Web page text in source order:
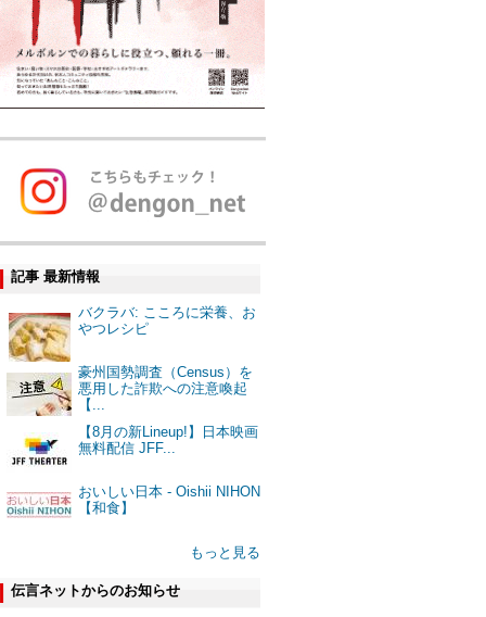
記事 最新情報
バクラバ: こころに栄養、お
やつレシピ
豪州国勢調査（Census）を
悪用した詐欺への注意喚起
【...
【8月の新Lineup!】日本映画
無料配信 JFF...
おいしい日本 - Oishii NIHON
【和食】
もっと見る
伝言ネットからのお知らせ